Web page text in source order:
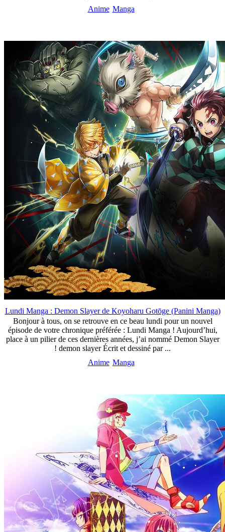
Anime Manga
Lundi Manga : Demon Slayer de Koyoharu Gotōge (Panini Manga)
Bonjour à tous, on se retrouve en ce beau lundi pour un nouvel
épisode de votre chronique préférée : Lundi Manga ! Aujourd’hui,
place à un pilier de ces dernières années, j’ai nommé Demon Slayer
! demon slayer Écrit et dessiné par ...
Anime Manga